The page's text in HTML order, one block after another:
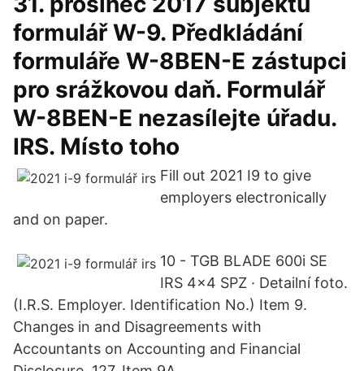
formulář W-9. Předkládání
formuláře W-8BEN-E zástupci
pro srážkovou daň. Formulář
W-8BEN-E nezasílejte úřadu.
IRS. Místo toho
Fill out 2021 I9 to give
employers electronically
and on paper.
10 - TGB BLADE 600i SE
IRS 4x4 SPZ · Detailní foto.
(I.R.S. Employer. Identification No.) Item 9.
Changes in and Disagreements with
Accountants on Accounting and Financial